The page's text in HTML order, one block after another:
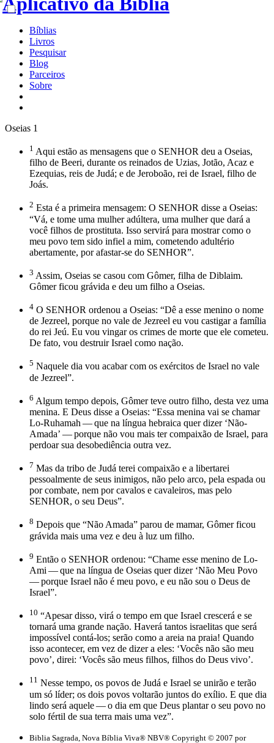
Bíblias
Livros
Pesquisar
Blog
Parceiros
Sobre
Oseias 1
1 Aqui estão as mensagens que o SENHOR deu a Oseias,
filho de Beeri, durante os reinados de Uzias, Jotão, Acaz e
Ezequias, reis de Judá; e de Jeroboão, rei de Israel, filho de
Joás.
2 Esta é a primeira mensagem: O SENHOR disse a Oseias:
“Vá, e tome uma mulher adúltera, uma mulher que dará a
você filhos de prostituta. Isso servirá para mostrar como o
meu povo tem sido infiel a mim, cometendo adultério
abertamente, por afastar-se do SENHOR”.
3 Assim, Oseias se casou com Gômer, filha de Diblaim.
Gômer ficou grávida e deu um filho a Oseias.
4 O SENHOR ordenou a Oseias: “Dê a esse menino o nome
de Jezreel, porque no vale de Jezreel eu vou castigar a família
do rei Jeú. Eu vou vingar os crimes de morte que ele cometeu.
De fato, vou destruir Israel como nação.
5 Naquele dia vou acabar com os exércitos de Israel no vale
de Jezreel”.
6 Algum tempo depois, Gômer teve outro filho, desta vez uma
menina. E Deus disse a Oseias: “Essa menina vai se chamar
Lo-Ruhamah — que na língua hebraica quer dizer ‘Não-
Amada’ — porque não vou mais ter compaixão de Israel, para
perdoar sua desobediência outra vez.
7 Mas da tribo de Judá terei compaixão e a libertarei
pessoalmente de seus inimigos, não pelo arco, pela espada ou
por combate, nem por cavalos e cavaleiros, mas pelo
SENHOR, o seu Deus”.
8 Depois que “Não Amada” parou de mamar, Gômer ficou
grávida mais uma vez e deu à luz um filho.
9 Então o SENHOR ordenou: “Chame esse menino de Lo-
Ami — que na língua de Oseias quer dizer ‘Não Meu Povo
— porque Israel não é meu povo, e eu não sou o Deus de
Israel”.
10 “Apesar disso, virá o tempo em que Israel crescerá e se
tornará uma grande nação. Haverá tantos israelitas que será
impossível contá-los; serão como a areia na praia! Quando
isso acontecer, em vez de dizer a eles: ‘Vocês não são meu
povo’, direi: ‘Vocês são meus filhos, filhos do Deus vivo’.
11 Nesse tempo, os povos de Judá e Israel se unirão e terão
um só líder; os dois povos voltarão juntos do exílio. E que dia
lindo será aquele — o dia em que Deus plantar o seu povo no
solo fértil de sua terra mais uma vez”.
Biblia Sagrada, Nova Bíblia Viva® NBV® Copyright © 2007 por